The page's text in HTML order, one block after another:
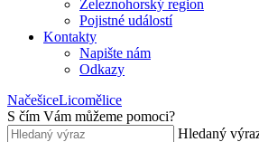
Železnohorský region
Pojistné událostí
Kontakty
Napište nám
Odkazy
NačešiceLicomělice
S čím Vám můžeme pomoci?
Hledaný